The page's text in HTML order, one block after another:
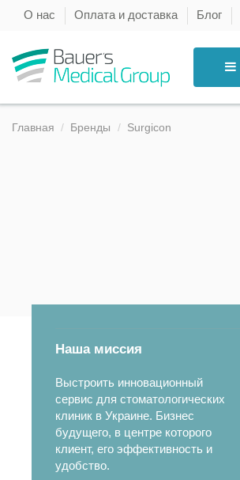
О нас Оплата и доставка Блог
Главная Бренды Surgicon
Наша миссия
Выстроить инновационный
сервис для стоматологических
клиник в Украине. Бизнес
будущего, в центре которого
клиент, его эффективность и
удобство.